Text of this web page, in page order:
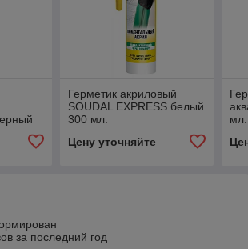
Герметик акриловый
SOUDAL EXPRESS белый
300 мл.
Цену уточняйте
мл.
за последний год